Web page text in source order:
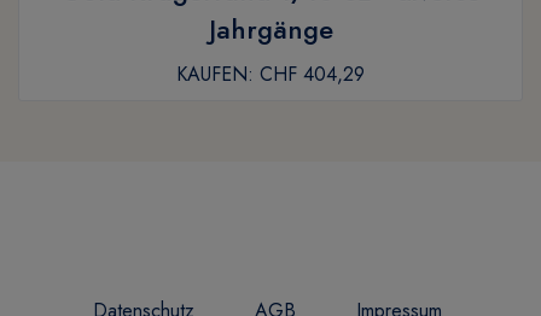
Jahrgänge
KAUFEN: CHF 404,29